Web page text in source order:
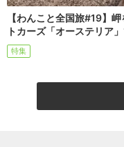
【わんこと全国旅#19】
トカーズ「オーステリア
特集